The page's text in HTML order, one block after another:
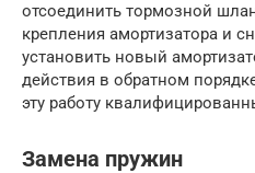
отсоединить тормозной
крепления амортизатора и
установить новый
действия в обратном
эту работу
Замена пружин